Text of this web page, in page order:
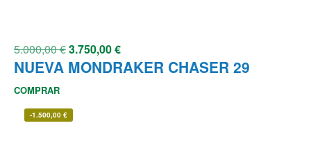
5.000,00€3.750,00€
NUEVA MONDRAKER CHASER 29
COMPRAR
-1.500,00 €